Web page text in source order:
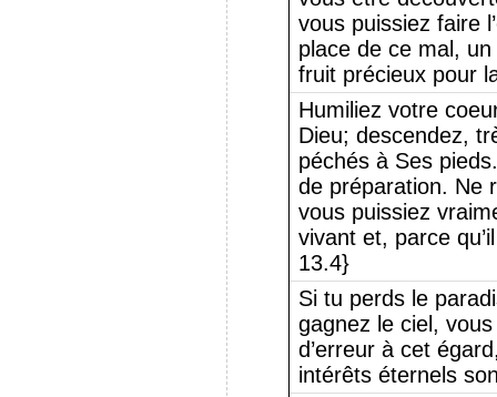
vous puissiez faire
place de ce mal,
fruit précieux pour
Humiliez votre
Dieu; descendez,
péchés à Ses
de préparation. Ne
vous puissiez
vivant et, parce
13.4}
Si tu perds le
gagnez le ciel,
d’erreur à cet
intérêts éternels